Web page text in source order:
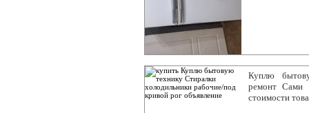
Куплю
ремонт Сами
стоимости